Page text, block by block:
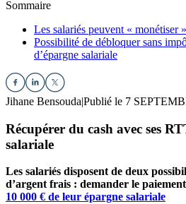
Sommaire
Les salariés peuvent « monétiser
Possibilité de débloquer sans
d’épargne salariale
Jihane Bensouda|Publié le 7
Récupérer du cash avec ses
salariale
Les salariés disposent de deux
d’argent frais : demander le
10 000 € de leur épargne salariale